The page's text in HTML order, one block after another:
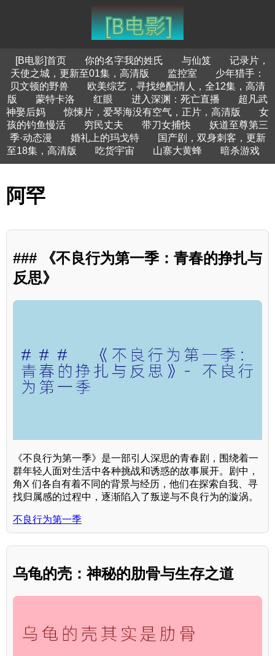
[B电影]首页 你的名字我的姓氏 与仙笈
记录片，
天使之城，更新至01集，高清版
监控室
少年猎手：
贝文顿的野兽
欧美综艺，寻找绝配情人，全12集，高清
版
蒙特卡洛 红眼 进入深渊：死亡直播
超凡武
神娶后妈
惊悚片，爱琴海没有空气，正片，高清版
女
孩的钓鱼慢活
穷民丈夫 带刀女捕快
妖道至尊第三
季·动态漫
婚礼上的玛戈特
国产剧，双身刺客，更新
至18集，高清版
吃货宇宙 山寨大黄蜂 暗杀游戏
阿罕
### 《不良行为第一季：青春的挣扎与
反思》
《不良行为第一季》是一部引人深思的青春剧，围绕着一
群年轻人面对生活中各种挑战和诱惑的故事展开。剧中，
角X 们各自有着不同的背景与经历，他们在探索自我、寻
找归属感的过程中，逐渐陷入了叛逆与不良行为的漩涡。
不良行为第一季
乌龟的壳：神秘的肋骨与生存之道